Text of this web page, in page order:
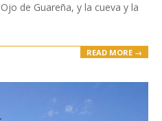
de Guareña, y la cueva y la
READ MORE →